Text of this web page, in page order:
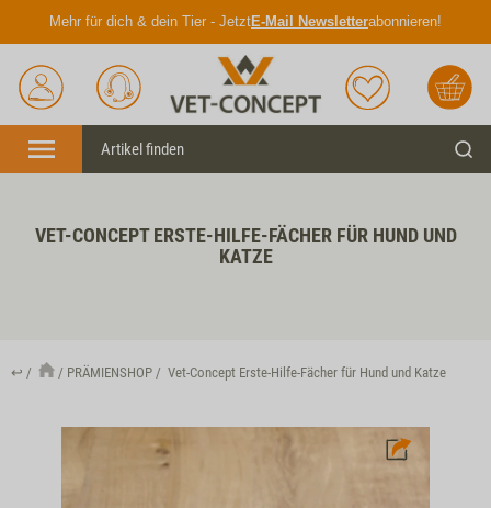
Mehr für dich & dein Tier - JetztE-Mail Newsletterabonnieren!
Anmelden
Unser
Service
Merkliste Warenkorb
Menü
VET-CONCEPT ERSTE-HILFE-FÄCHER FÜR HUND UND
KATZE
↩ PRÄMIENSHOP Vet-Concept Erste-Hilfe-Fächer für Hund und Katze